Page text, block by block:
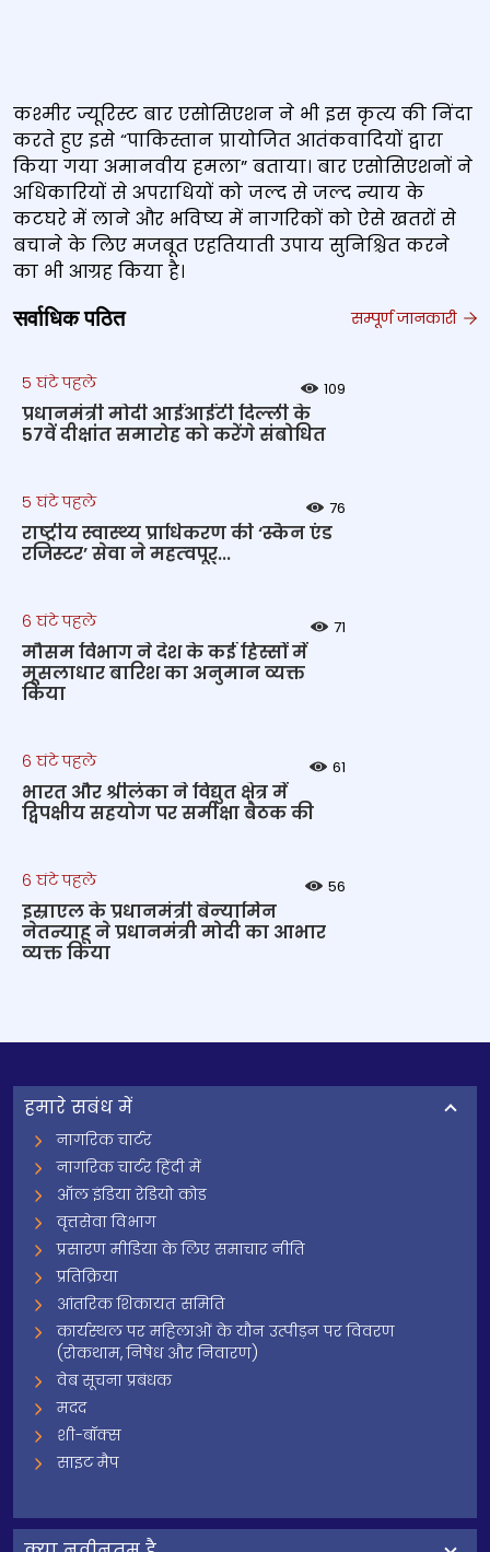
कश्मीर ज्यूरिस्ट बार एसोसिएशन ने भी इस कृत्य की निंदा
करते हुए इसे “पाकिस्तान प्रायोजित आतंकवादियों द्वारा
किया गया अमानवीय हमला” बताया। बार एसोसिएशनों ने
अधिकारियों से अपराधियों को जल्द से जल्द न्याय के
कटघरे में लाने और भविष्य में नागरिकों को ऐसे खतरों से
बचाने के लिए मजबूत एहतियाती उपाय सुनिश्चित करने
का भी आग्रह किया है।
सर्वाधिक पठित सम्पूर्ण जानकारी
5 घंटे पहले 109
प्रधानमंत्री मोदी आईआईटी दिल्ली के
57वें दीक्षांत समारोह को करेंगे संबोधित
5 घंटे पहले 76
राष्‍ट्रीय स्‍वास्‍थ्‍य प्राधिकरण की ‘स्कैन एंड
रजिस्टर’ सेवा ने महत्‍वपूर्...
6 घंटे पहले 71
मौसम विभाग ने देश के कई हिस्सों में
मूसलाधार बारिश का अनुमान व्यक्त
किया
6 घंटे पहले 61
भारत और श्रीलंका ने विद्युत क्षेत्र में
द्विपक्षीय सहयोग पर समीक्षा बैठक की
6 घंटे पहले 56
इस्राएल के प्रधानमंत्री बेन्‍यामिन
नेतन्याहू ने प्रधानमंत्री मोदी का आभार
व्यक्त किया
हमारे सबंध में
नागरिक चार्टर
नागरिक चार्टर हिंदी में
ऑल इंडिया रेडियो कोड
वृत्तसेवा विभाग
प्रसारण मीडिया के लिए समाचार नीति
प्रतिक्रिया
आंतरिक शिकायत समिति
कार्यस्थल पर महिलाओं के यौन उत्पीड़न पर विवरण
(रोकथाम, निषेध और निवारण)
वेब सूचना प्रबंधक
मदद
शी-बॉक्स
साइट मैप